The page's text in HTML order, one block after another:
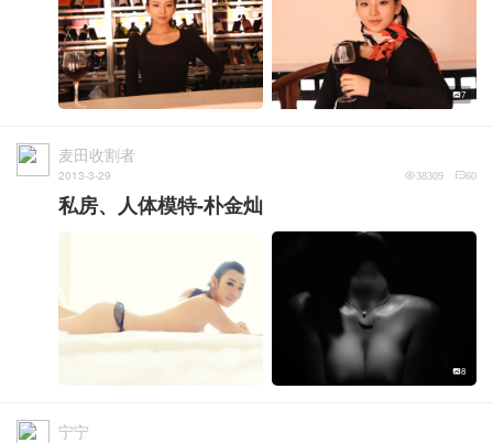
7
麦田收割者
2013-3-29 60
38309
私房、人体模特-朴金灿
8
宁宁